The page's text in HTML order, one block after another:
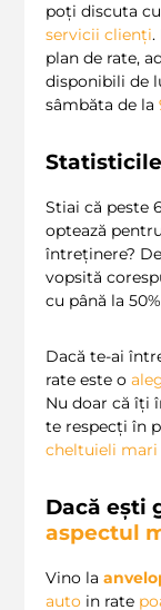
poți discuta
servicii clienți.
plan de rate,
disponibili de
sâmbăta de la
Stiai că peste
optează pentru
întreținere?
vopsită
cu până la
Dacă te-ai
rate este o
Nu doar că îți
te respecți în
cheltuieli mari
Dacă ești
aspectul
Vino la
auto in rate